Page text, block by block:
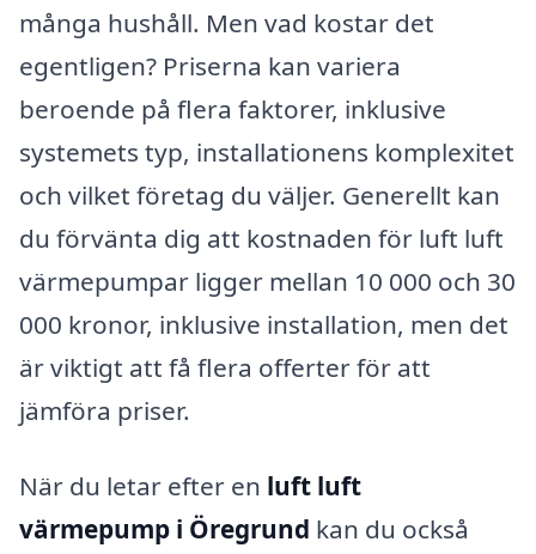
många hushåll. Men vad kostar det
egentligen? Priserna kan variera
beroende på flera faktorer, inklusive
systemets typ, installationens komplexitet
och vilket företag du väljer. Generellt kan
du förvänta dig att kostnaden för luft luft
värmepumpar ligger mellan 10 000 och 30
000 kronor, inklusive installation, men det
är viktigt att få flera offerter för att
jämföra priser.
När du letar efter en luft luft
värmepump i Öregrund kan du också